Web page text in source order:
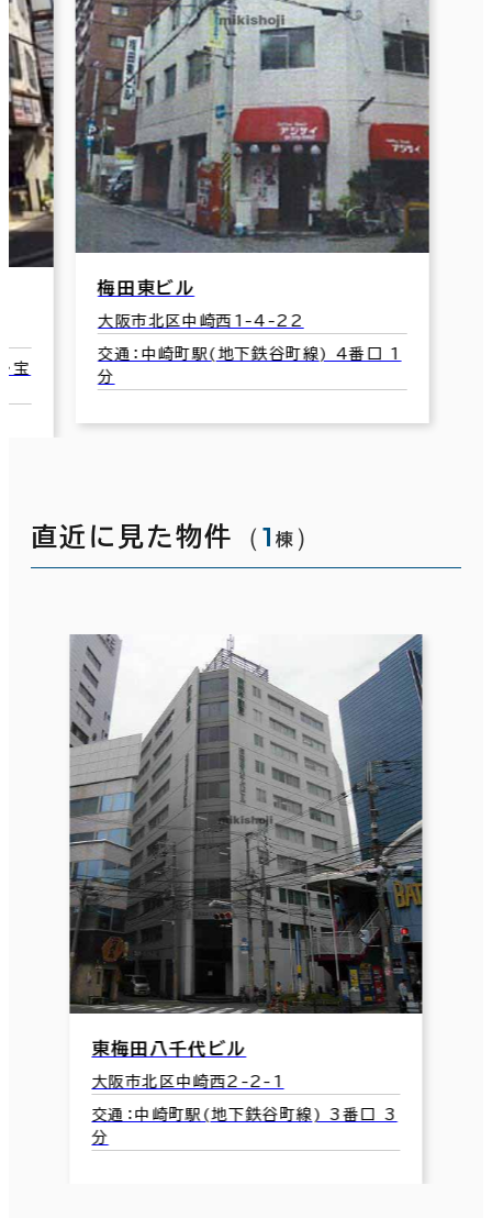
宝
梅田東ビル
大阪市北区中崎西1-4-22
交通：中崎町駅(地下鉄谷町線) 4番口 1
分
直近に見た物件 （1 棟 ）
東梅田八千代ビル
大阪市北区中崎西2-2-1
交通：中崎町駅(地下鉄谷町線) 3番口 3
分